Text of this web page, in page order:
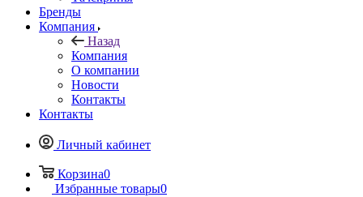
Бренды
Компания
Назад
Компания
О компании
Новости
Контакты
Контакты
Личный кабинет
Корзина0
Избранные товары0